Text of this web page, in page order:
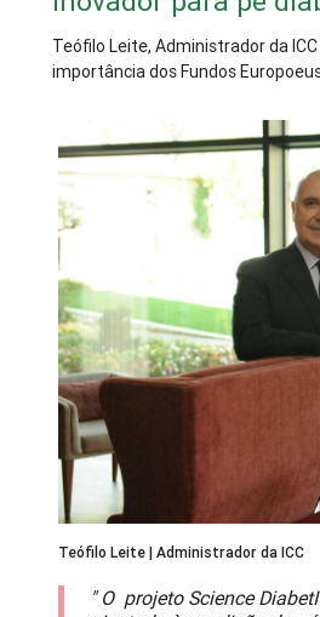
Teófilo Leite, Administrador da
importância dos Fundos
Teófilo Leite | Administrador da ICC
" O projeto Science